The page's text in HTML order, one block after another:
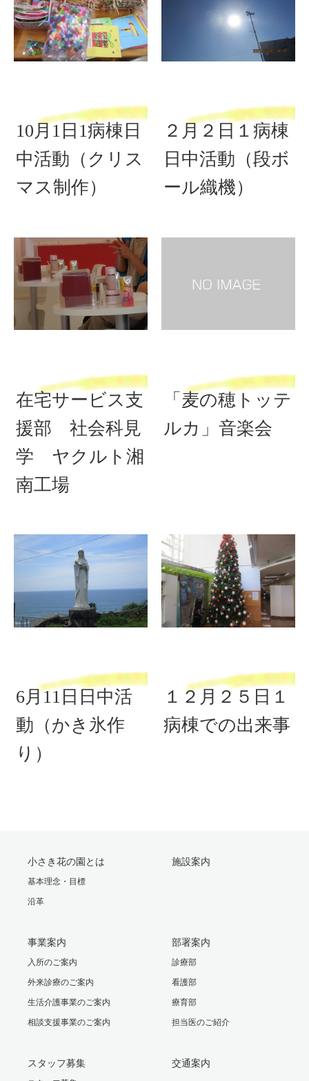
10月1日1病棟日
中活動（クリス
マス制作）
２月２日１病棟
日中活動（段ボ
ール織機）
在宅サービス支
援部 社会科見
学 ヤクルト湘
南工場
「麦の穂トッテ
ルカ」音楽会
6月11日日中活
動（かき氷作
り）
１２月２５日１
病棟での出来事
小さき花の園とは
基本理念・目標
沿革
施設案内
事業案内
入所のご案内
外来診療のご案内
生活介護事業のご案内
相談支援事業のご案内
部署案内
診療部
看護部
療育部
担当医のご紹介
スタッフ募集 交通案内